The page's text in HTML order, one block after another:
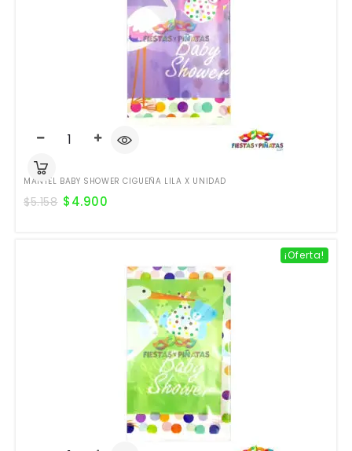
MANTEL BABY SHOWER CIGUEÑA LILA X UNIDAD
$5.158 $4.900
¡Oferta!